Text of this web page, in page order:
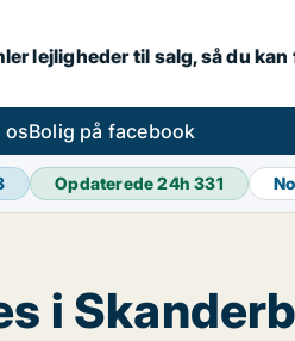
lejligheder til salg, så du
osBolig på facebook
Opdaterede 24h331
i